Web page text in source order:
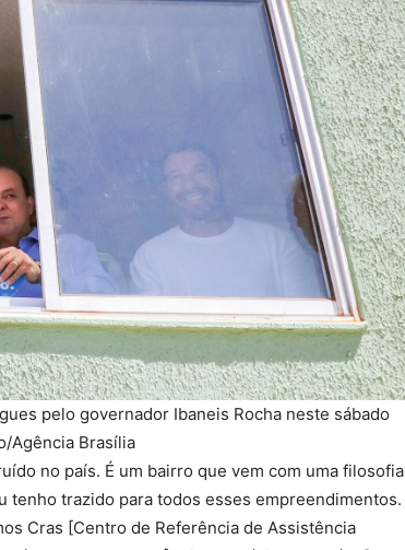
pelo governador Ibaneis Rocha neste sábado
Agência Brasília
no país. É um bairro que vem com uma filosofia
tenho trazido para todos esses empreendimentos.
Cras [Centro de Referência de Assistência